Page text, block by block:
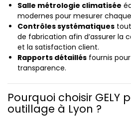
Salle métrologie climatisée
modernes pour mesurer
Contrôles systématiques
de fabrication afin d’assurer la
et la satisfaction client.
Rapports détaillés fournis
transparence.
Pourquoi choisir GELY
outillage à Lyon ?